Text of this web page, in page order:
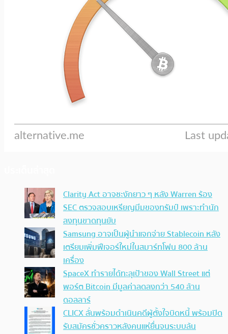
Clarity Act อาจชะงักยาว ๆ หลัง Warren ร้อง
SEC ตรวจสอบเหรียญมีมของทรัมป์ เพราะทำนัก
ลงทุนขาดทุนยับ
Samsung อาจเป็นผู้นำแจกจ่าย Stablecoin หลัง
เตรียมเพิ่มฟีเจอร์ใหม่ในสมาร์ทโฟน 800 ล้าน
เครื่อง
SpaceX ทำรายได้ทะลุเป้าของ Wall Street แต่
พอร์ต Bitcoin มีมูลค่าลดลงกว่า 540 ล้าน
ดอลลาร์
CLICX ลั่นพร้อมดำเนินคดีผู้ตั้งใจบิดหนี้ พร้อมปิด
รับสมัครชั่วคราวหลังคนแห่ยื่นจนระบบล้น